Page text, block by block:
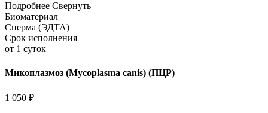
Подробнее Свернуть
Биоматериал
Сперма (ЭДТА)
Срок исполнения
от 1 суток
Микоплазмоз (Mycoplasma canis) (ПЦР)
1 050 ₽